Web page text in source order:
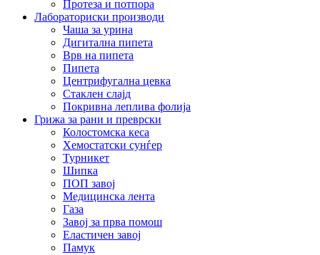
Протеза и потпора
Лабораториски производи
Чаша за урина
Дигитална пипета
Врв на пипета
Пипета
Центрифугална цевка
Стаклен слајд
Покривна леплива фолија
Грижа за рани и преврски
Колостомска кеса
Хемостатски сунѓер
Турникет
Шипка
ПОП завој
Медицинска лента
Газа
Завој за прва помош
Еластичен завој
Памук